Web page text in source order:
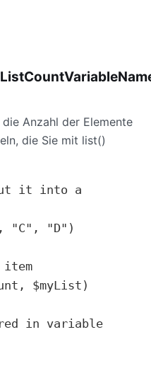
Anzahl der Elemente
die Sie mit list()
it into a
"C", "D")
$myList)
in variable